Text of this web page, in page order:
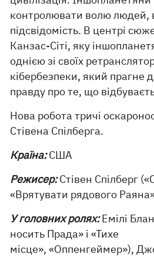
контролювати волю людей,
підсвідомість. В центрі
Канзас-Сіті, яку
однією зі своїх
кібербезпеки, який прагне
правду про те, що
Нова робота тричі
Стівена Спілберга.
Країна:США
Режисер:Стівен Спілберг
«Врятувати рядового
У головних ролях:Емілі
носить Прада» і «Тихе
місце», «Оппенгеймер»),